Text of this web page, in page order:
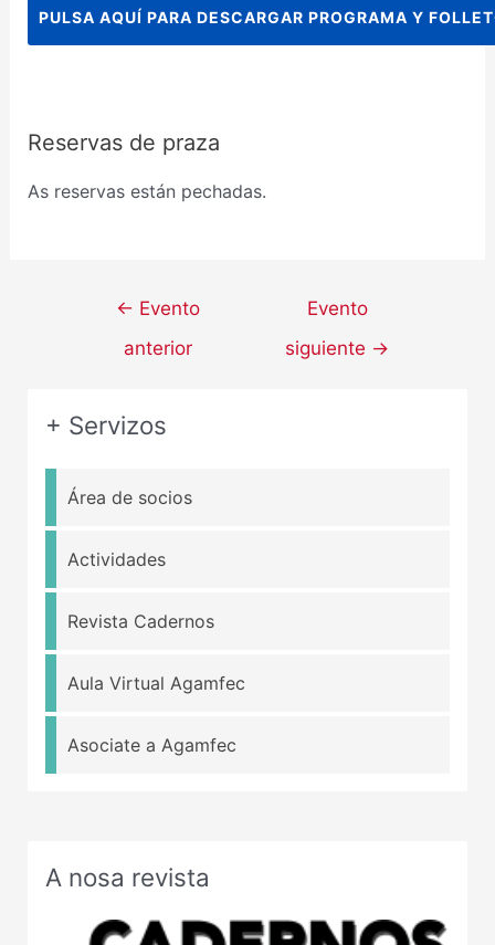
PULSA AQUÍ PARA DESCARGAR PROGRAMA Y
Reservas de praza
As reservas están pechadas.
← Evento
anterior
Evento
siguiente →
+ Servizos
Área de socios
Actividades
Revista Cadernos
Aula Virtual Agamfec
Asociate a Agamfec
A nosa revista